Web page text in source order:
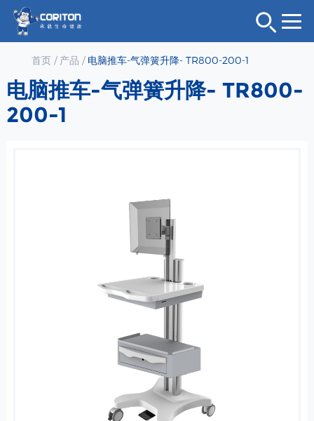
首页/ 产品 / 电脑推车-气弹簧升降- TR800-200-1
电脑推车-气弹簧升降- TR800-
200-1